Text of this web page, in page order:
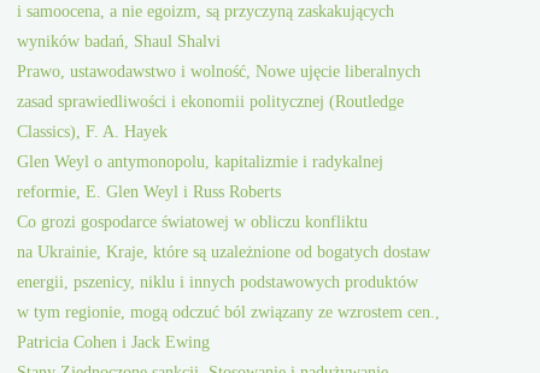
i samoocena, a nie egoizm, są przyczyną zaskakujących
wyników badań, Shaul Shalvi
Prawo, ustawodawstwo i wolność, Nowe ujęcie liberalnych
zasad sprawiedliwości i ekonomii politycznej (Routledge
Classics), F. A. Hayek
Glen Weyl o antymonopolu, kapitalizmie i radykalnej
reformie, E. Glen Weyl i Russ Roberts
Co grozi gospodarce światowej w obliczu konfliktu
na Ukrainie, Kraje, które są uzależnione od bogatych dostaw
energii, pszenicy, niklu i innych podstawowych produktów
w tym regionie, mogą odczuć ból związany ze wzrostem cen.,
Patricia Cohen i Jack Ewing